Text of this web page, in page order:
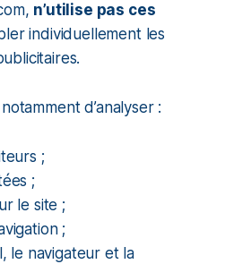
n’utilise pas ces
individuellement les
d’analyser :
;
;
le site ;
;
le navigateur et la